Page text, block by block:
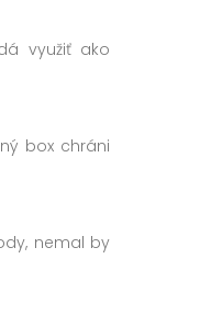
využiť ako
box chráni
nemal by